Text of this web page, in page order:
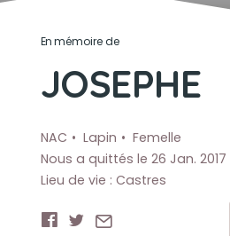
En mémoire de
JOSEPHE
NAC Lapin
Femelle
Nous a quittés le 26 Jan. 2017
Lieu de vie : Castres